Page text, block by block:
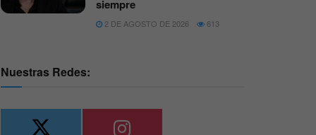
siempre
2 DE AGOSTO DE 2026 613
Nuestras Redes: